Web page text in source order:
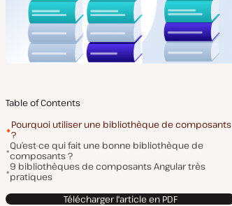
Table of Contents
Pourquoi utiliser une bibliothèque de composants
?
Qu’est-ce qui fait une bonne bibliothèque de
composants ?
9 bibliothèques de composants Angular très
pratiques
Télécharger l'article en PDF